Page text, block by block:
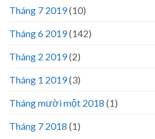
Tháng 7 2019(10)
Tháng 6 2019(142)
Tháng 2 2019(2)
Tháng 1 2019(3)
Tháng mười một 2018 (1)
Tháng 7 2018 (1)